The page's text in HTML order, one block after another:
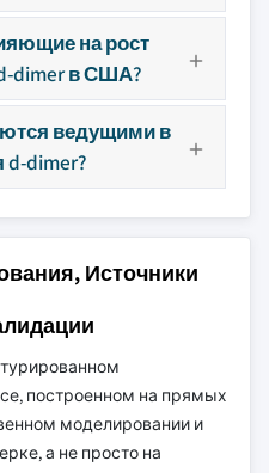
на рост
dimer в США?
ведущими в
d-dimer?
Источники
построенном на прямых
моделировании и
а не просто на